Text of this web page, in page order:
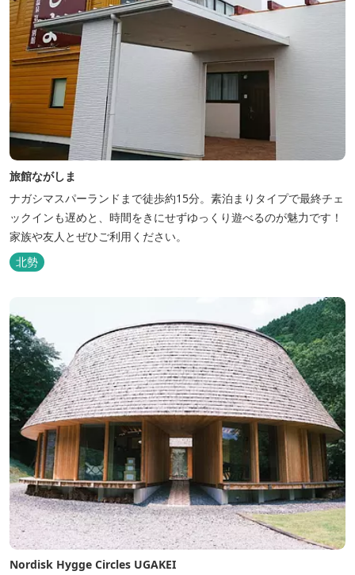
旅館ながしま
ナガシマスパーランドまで徒歩約15分。素泊まりタイプで最終チェ
ックインも遅めと、時間をきにせずゆっくり遊べるのが魅力です！
家族や友人とぜひご利用ください。
北勢
Nordisk Hygge Circles UGAKEI